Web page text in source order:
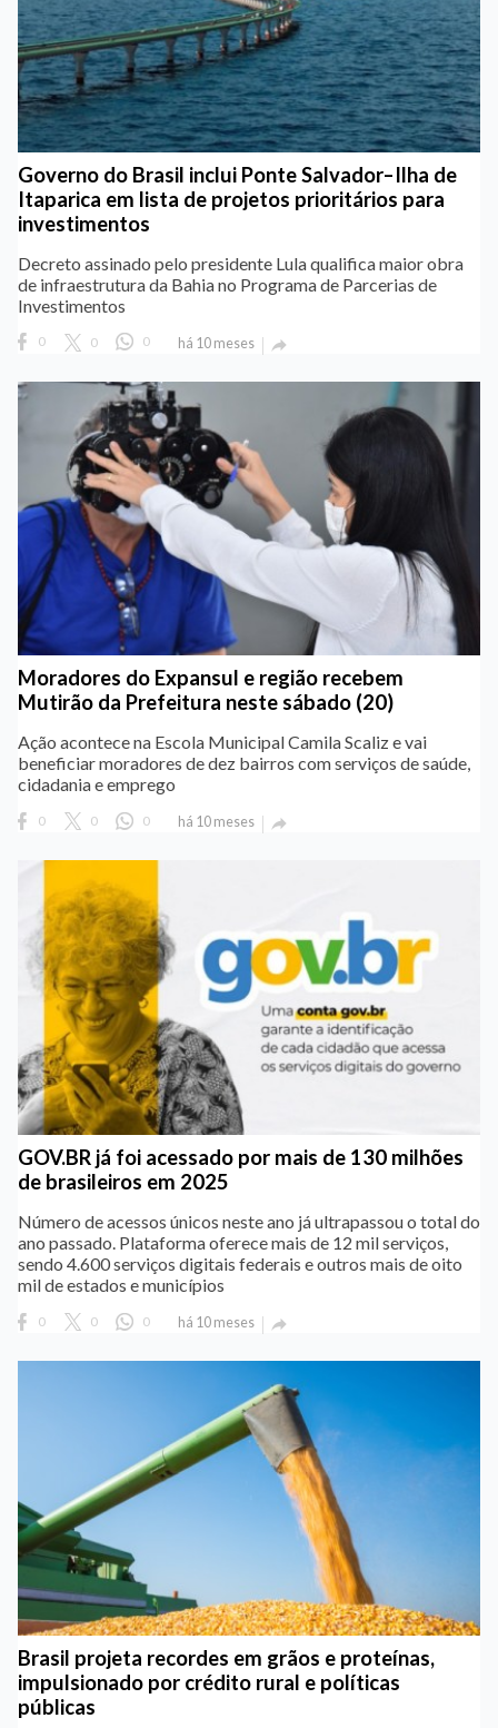
Governo do Brasil inclui Ponte Salvador–Ilha de
Itaparica em lista de projetos prioritários para
investimentos
Decreto assinado pelo presidente Lula qualifica maior obra
de infraestrutura da Bahia no Programa de Parcerias de
Investimentos
0 0 0 há 10 meses 
Moradores do Expansul e região recebem
Mutirão da Prefeitura neste sábado (20)
Ação acontece na Escola Municipal Camila Scaliz e vai
beneficiar moradores de dez bairros com serviços de saúde,
cidadania e emprego
0 0 0 há 10 meses 
GOV.BR já foi acessado por mais de 130 milhões
de brasileiros em 2025
Número de acessos únicos neste ano já ultrapassou o total do
ano passado. Plataforma oferece mais de 12 mil serviços,
sendo 4.600 serviços digitais federais e outros mais de oito
mil de estados e municípios
0 0 0 há 10 meses 
Brasil projeta recordes em grãos e proteínas,
impulsionado por crédito rural e políticas
públicas